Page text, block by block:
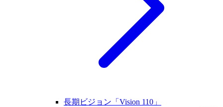
長期ビジョン「Vision 110」